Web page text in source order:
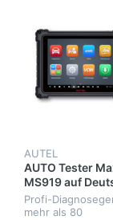
AUTEL
AUTO Tester
MS919 auf
Profi-
mehr als 80